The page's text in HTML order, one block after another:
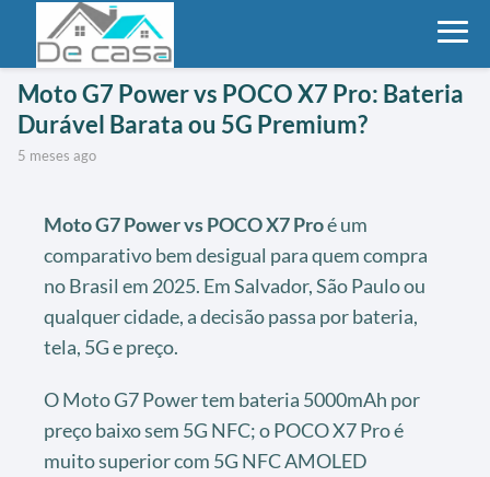
Moto G7 Power vs POCO X7 Pro: Bateria
Durável Barata ou 5G Premium?
5 meses ago
Moto G7 Power vs POCO X7 Proé um
comparativo bem desigual para quem compra
no Brasil em 2025. Em Salvador, São Paulo ou
qualquer cidade, a decisão passa por bateria,
tela, 5G e preço.
O Moto G7 Power tem bateria 5000mAh por
preço baixo sem 5G NFC; o POCO X7 Pro é
muito superior com 5G NFC AMOLED